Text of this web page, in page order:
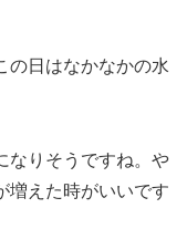
の日はなかなかの水
なりそうですね。や
増えた時がいいです